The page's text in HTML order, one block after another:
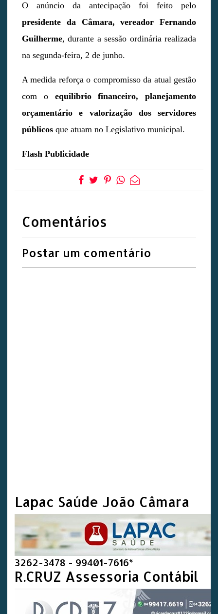
O anúncio da antecipação foi feito pelo
presidente da Câmara, vereador Fernando
Guilherme, durante a sessão ordinária realizada
na segunda-feira, 2 de junho.
A medida reforça o compromisso da atual gestão
com o equilíbrio financeiro, planejamento
orçamentário e valorização dos servidores
públicos que atuam no Legislativo municipal.
Flash Publicidade
Comentários
Postar um comentário
Lapac Saúde João Câmara
3262-3478 - 99401-7616*
R.CRUZ Assessoria Contábil